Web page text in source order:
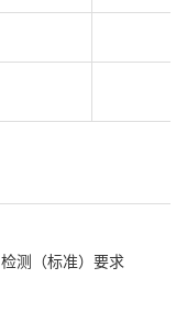
检测（标准）要求